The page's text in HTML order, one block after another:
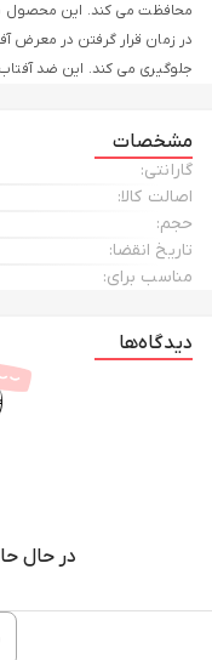
محافظت می کند. این محصول
در زمان قرار گرفتن در
جلوگیری می کند. این ضد
مشخصات
گارانتی:
اصالت کالا:
حجم:
تاریخ انقضا:
مناسب برای:
دیدگاه‌ها
در حال